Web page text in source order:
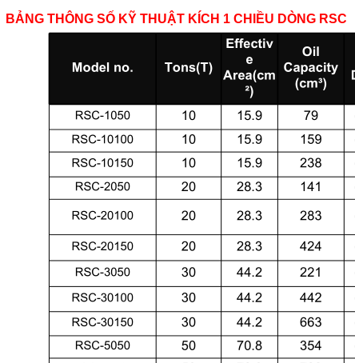
BẢNG THÔNG SỐ KỸ THUẬT KÍCH 1 CHIỀU DÒNG RSC